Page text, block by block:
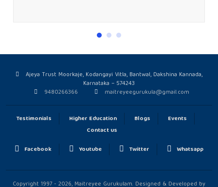
Ajeya Trust Moorkaje, Kodangayi Vitla, Bantwal, Dakshina Kannada,
9480266366
maitreyeegurukula@gmail.com
Higher Education
Contact us